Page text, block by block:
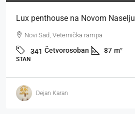
Lux penthouse na Novom Naselju
Novi Sad, Veternička rampa
341 Četvorosoban 87 m²
STAN
Dejan Karan